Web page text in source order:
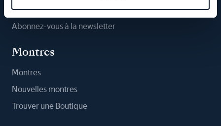
Abonnez-vous à la newsletter
Montres
Montres
Nouvelles montres
Trouver une Boutique